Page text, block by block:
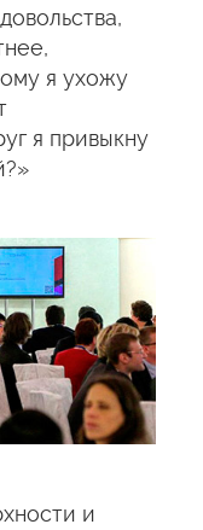
я ухожу
я привыкну
и